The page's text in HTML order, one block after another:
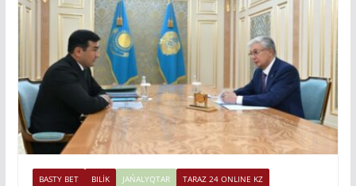
BASTY BET BILİK JAŃALYQTAR TARAZ 24 ONLINE KZ